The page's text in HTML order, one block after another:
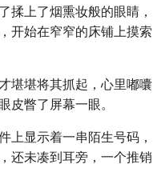
揉上了烟熏妆般的眼睛，
开始在窄窄的床铺上摸索
堪堪将其抓起，心里嘟囔
皮瞥了屏幕一眼。
上显示着一串陌生号码，
还未凑到耳旁，一个推销